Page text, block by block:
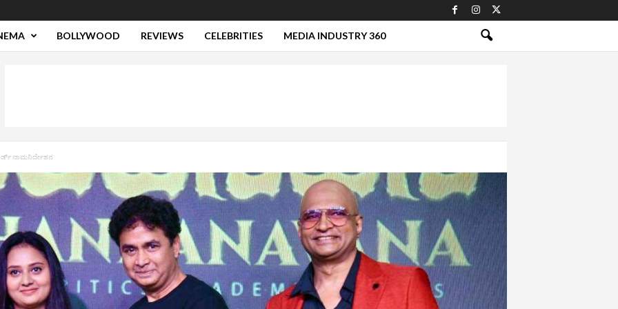
BOLLYWOOD REVIEWS CELEBRITIES MEDIA INDUSTRY 360
ನಾಮನಿರ್ದೇಶನ